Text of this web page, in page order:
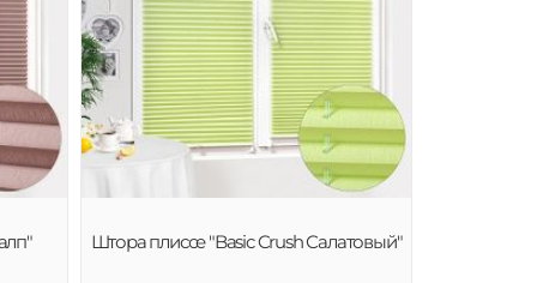
Штора плиссе "Basic Crush Салатовый"